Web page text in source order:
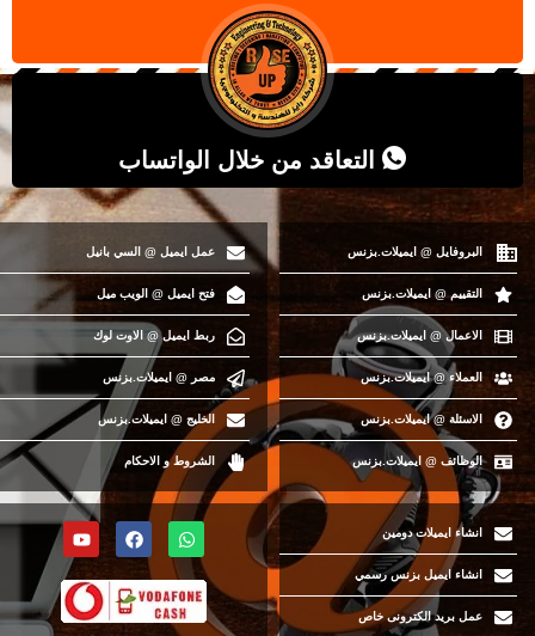
التعاقد من خلال الواتساب
البروفايل @ ايميلات.بزنس
التقييم @ ايميلات.بزنس
الاعمال @ ايميلات.بزنس
العملاء @ ايميلات.بزنس
الاسئلة @ ايميلات.بزنس
الوظائف @ ايميلات.بزنس
عمل ايميل @ السي بانيل
فتح ايميل @ الويب ميل
ربط ايميل @ الاوت لوك
مصر @ ايميلات.بزنس
الخليج @ ايميلات.بزنس
الشروط و الاحكام
انشاء ايميلات دومين
انشاء ايميل بزنس رسمي
عمل بريد الكترونى خاص